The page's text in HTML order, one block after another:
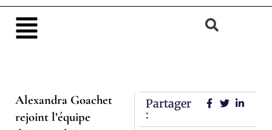
Main
Menu
Alexandra Goachet
rejoint l’équipe
Partager
: